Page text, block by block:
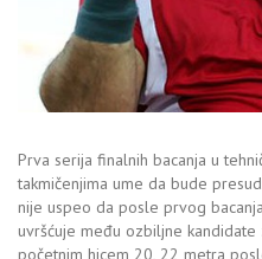
Prva serija finalnih bacanja u
takmičenjima ume da bude
nije uspeo da posle prvog
uvršćuje među ozbiljne
početnim hicem 20, 22 metra